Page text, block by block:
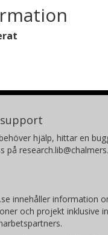
support
hjälp, hittar en
på
innehåller information
och projekt inklusive